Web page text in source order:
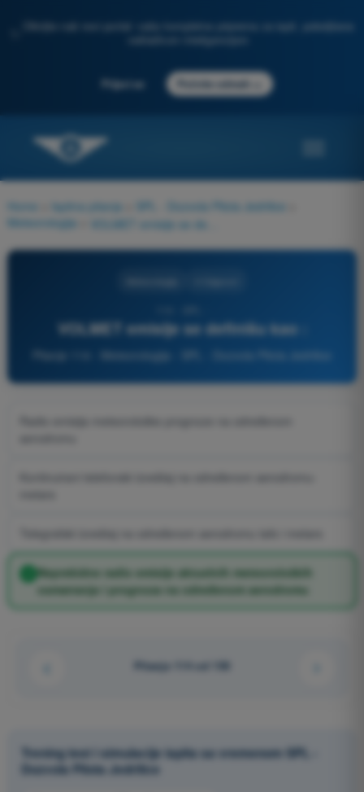
Otkrijte naš novi portal: vaša kompletna priprema za ispit, poboljšana
Prijavi se Počnite odmah
Home Ispitna pitanja SPL - Dozvola Pilota Jedrilice
Meteorologija
VOLMET emisije se definišu kao :
Pitanje 114 - Meteorologija - SPL - Dozvola Pilota Jedrilice
Neprekidne radio emisije aktuelnih meteoroloških
osmatranja i prognoza na određenom aerodromu
Pitanje 114 od 150
Trening test i simulacije ispita sa vremenom SPL -
Dozvola Pilota Jedrilice